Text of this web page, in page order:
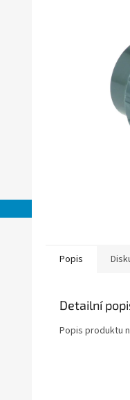
Popis
Detailní
Popis produktu